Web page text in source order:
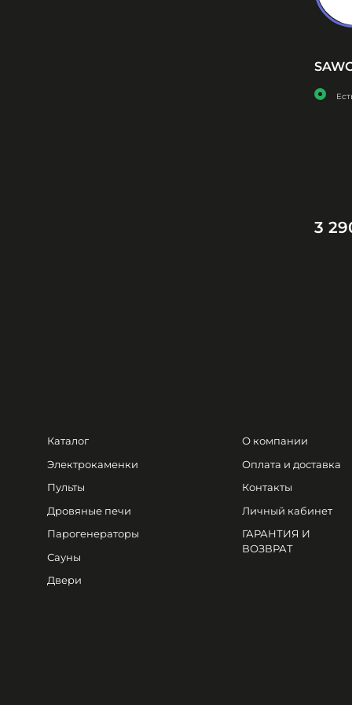
3
Каталог
Электрокаменки
Пульты
Дровяные печи
Парогенераторы
Сауны
Двери
О компании
Оплата и доставка
Контакты
Личный кабинет
ГАРАНТИЯ И
ВОЗВРАТ